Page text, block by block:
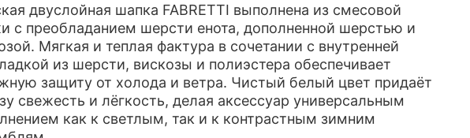
двуслойная шапка FABRETTI выполнена из смесовой
с преобладанием шерсти енота, дополненной шерстью и
Мягкая и теплая фактура в сочетании с внутренней
из шерсти, вискозы и полиэстера обеспечивает
защиту от холода и ветра. Чистый белый цвет придаёт
свежесть и лёгкость, делая аксессуар универсальным
как к светлым, так и к контрастным зимним